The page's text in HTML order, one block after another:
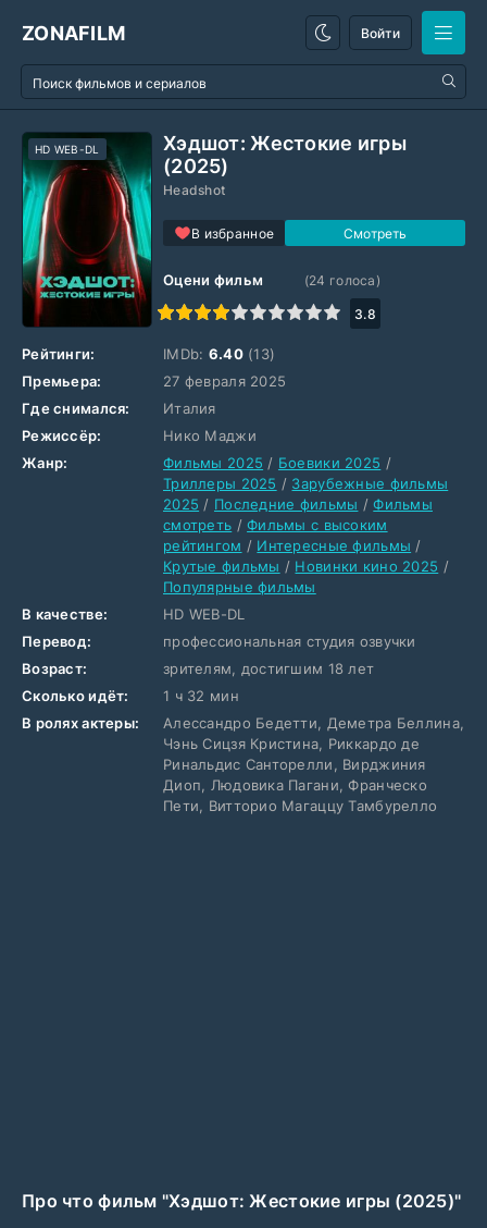
ZONAFILM Войти
Хэдшот: Жестокие игры
(2025)
Headshot
В избранное
HD WEB-DL
Оцени фильм
7 8 9 10
(24 голоса)
3.8
Рейтинги: IMDb: 6.40(13)
Премьера:
27 февраля 2025
Где снимался:
Италия
Режиссёр:
Нико Маджи
Жанр:
Фильмы 2025 / Боевики 2025 /
Триллеры 2025 / Зарубежные фильмы
2025 / Последние фильмы /Фильмы
смотреть /Фильмы с высоким
рейтингом / Интересные фильмы /
Крутые фильмы / Новинки кино 2025 /
Популярные фильмы
В качестве:
HD WEB-DL
Перевод:
профессиональная студия озвучки
Возраст:
зрителям, достигшим 18 лет
Сколько идёт:
1 ч 32 мин
В ролях актеры:
Алессандро Бедетти, Деметра Беллина,
Чэнь Сицзя Кристина, Риккардо де
Ринальдис Санторелли, Вирджиния
Диоп, Людовика Пагани, Франческо
Пети, Витторио Магаццу Тамбурелло
Про что фильм "Хэдшот: Жестокие игры (2025)"